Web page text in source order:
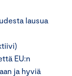
lausua
EU:n
ja hyviä